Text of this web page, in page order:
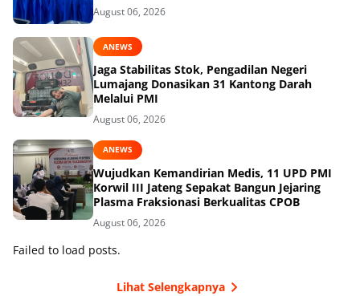
August 06, 2026
ANEWS
Jaga Stabilitas Stok, Pengadilan Negeri
Lumajang Donasikan 31 Kantong Darah
Melalui PMI
August 06, 2026
ANEWS
Wujudkan Kemandirian Medis, 11 UPD PMI
Korwil III Jateng Sepakat Bangun Jejaring
Plasma Fraksionasi Berkualitas CPOB
August 06, 2026
Failed to load posts.
Lihat Selengkapnya